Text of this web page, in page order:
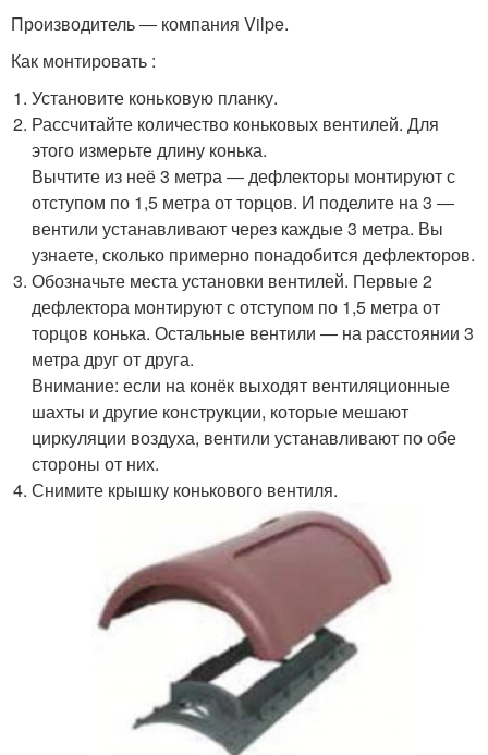
Производитель ― компания Vilpe.
Как монтировать :
Установите коньковую планку.
Рассчитайте количество коньковых вентилей. Для
этого измерьте длину конька.
Вычтите из неё 3 метра ― дефлекторы монтируют с
отступом по 1,5 метра от торцов. И поделите на 3 ―
вентили устанавливают через каждые 3 метра. Вы
узнаете, сколько примерно понадобится дефлекторов.
Обозначьте места установки вентилей. Первые 2
дефлектора монтируют с отступом по 1,5 метра от
торцов конька. Остальные вентили ― на расстоянии 3
метра друг от друга.
Внимание: если на конёк выходят вентиляционные
шахты и другие конструкции, которые мешают
циркуляции воздуха, вентили устанавливают по обе
стороны от них.
Снимите крышку конькового вентиля.